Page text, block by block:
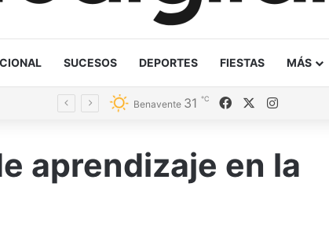
SUCESOS DEPORTES FIESTAS MÁS
Benavente 31 ℃ FacebookInstagram
aprendizaje en la